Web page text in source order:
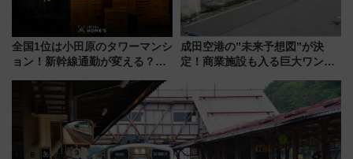
全国1位は小田原のタワーマンシ
ョン！新幹線通勤が変える？
【新築マンション人気ランキン
成田空港の”未来予想図”が決
定！商業施設も入る巨大ワンタ
で新型特急が品川･羽田とを結
ぶ！ JR空港駅は2面3線化！